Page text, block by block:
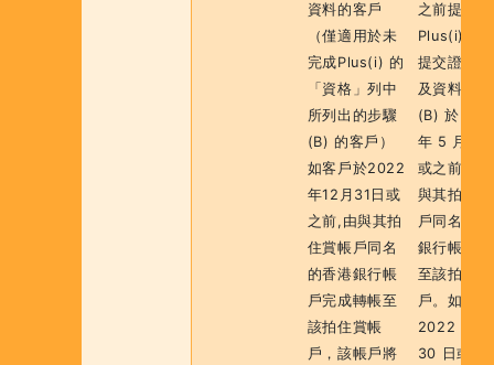
資料的客戶
（僅適用於未
完成Plus(i) 的
「資格」列中
所列出的步驟
(B) 的客戶）
如客戶於2022
年12月31日或
之前,由與其拍
住賞帳戶同名
的香港銀行帳
戶完成轉帳至
該拍住賞帳
戶，該帳戶將
之前提供
Plus(i)的
提交證明
及資料；和
(B) 於
年 5 月 31
或之前完
與其拍住
戶同名的
銀行帳戶
至該拍住
戶。如客
2022 年 6
30 日或之